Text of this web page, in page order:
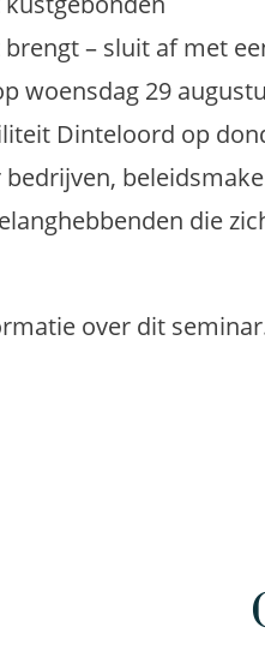
– sluit af met
woensdag 29
Dinteloord op
die
over dit